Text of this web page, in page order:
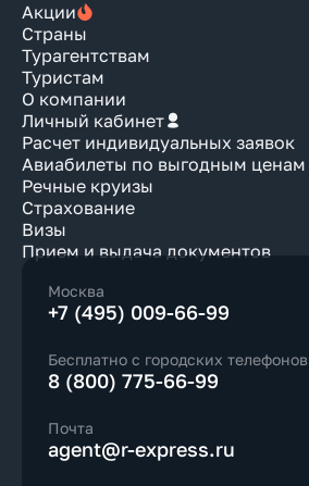
Акции
Страны
Турагентствам
Туристам
О компании
Личный кабинет
Расчет индивидуальных заявок
Авиабилеты по выгодным ценам
Речные круизы
Страхование
Визы
Прием и выдача документов
Москва
+7 (495) 009-66-99
Бесплатно с городских телефонов
8 (800) 775-66-99
Почта
agent@r-express.ru